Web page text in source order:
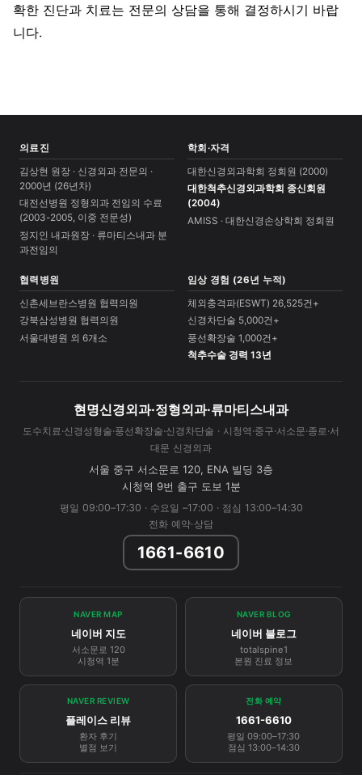
확한 진단과 치료는 전문의 상담을 통해 결정하시기 바랍
니다.
의료진
김상현 원장 · 신경외과 전문의 ·
2000년 (26년차)
대전선병원 정형외과 전임의 수료
(2003-2005, 이중 전문성)
정지인 내과원장 · 류마티스내과 분
과전임의
학회·자격
대한신경외과학회 정회원 (2000)
대한척추신경외과학회 종신회원
(2004)
AMISS · 대한신경손상학회 정회원
협력병원
신촌세브란스병원 협력의원
강북삼성병원 협력의원
서울대병원 외 6개소
임상 경험 (26년 누적)
체외충격파(ESWT) 26,525건+
신경차단술 5,000건+
풍선확장술 1,000건+
척추수술 경력 13년
현명신경외과·정형외과·류마티스내과
도수치료·신경성형술·풍선확장술·신경차단술 · 시청역·중구·서소문·종로·서
대문 신경외과
서울 중구 서소문로 120, ENA 빌딩 3층
시청역 9번 출구 도보 1분
평일 09:00–17:30 · 수요일 –17:00 · 점심 13:00–14:30
전화 예약·상담
1661-6610
NAVER MAP
네이버 지도
서소문로 120
시청역 1분
NAVER BLOG
네이버 블로그
totalspine1
본원 진료 정보
NAVER REVIEW
플레이스 리뷰
환자 후기
별점 보기
전화 예약
1661-6610
평일 09:00–17:30
점심 13:00–14:30